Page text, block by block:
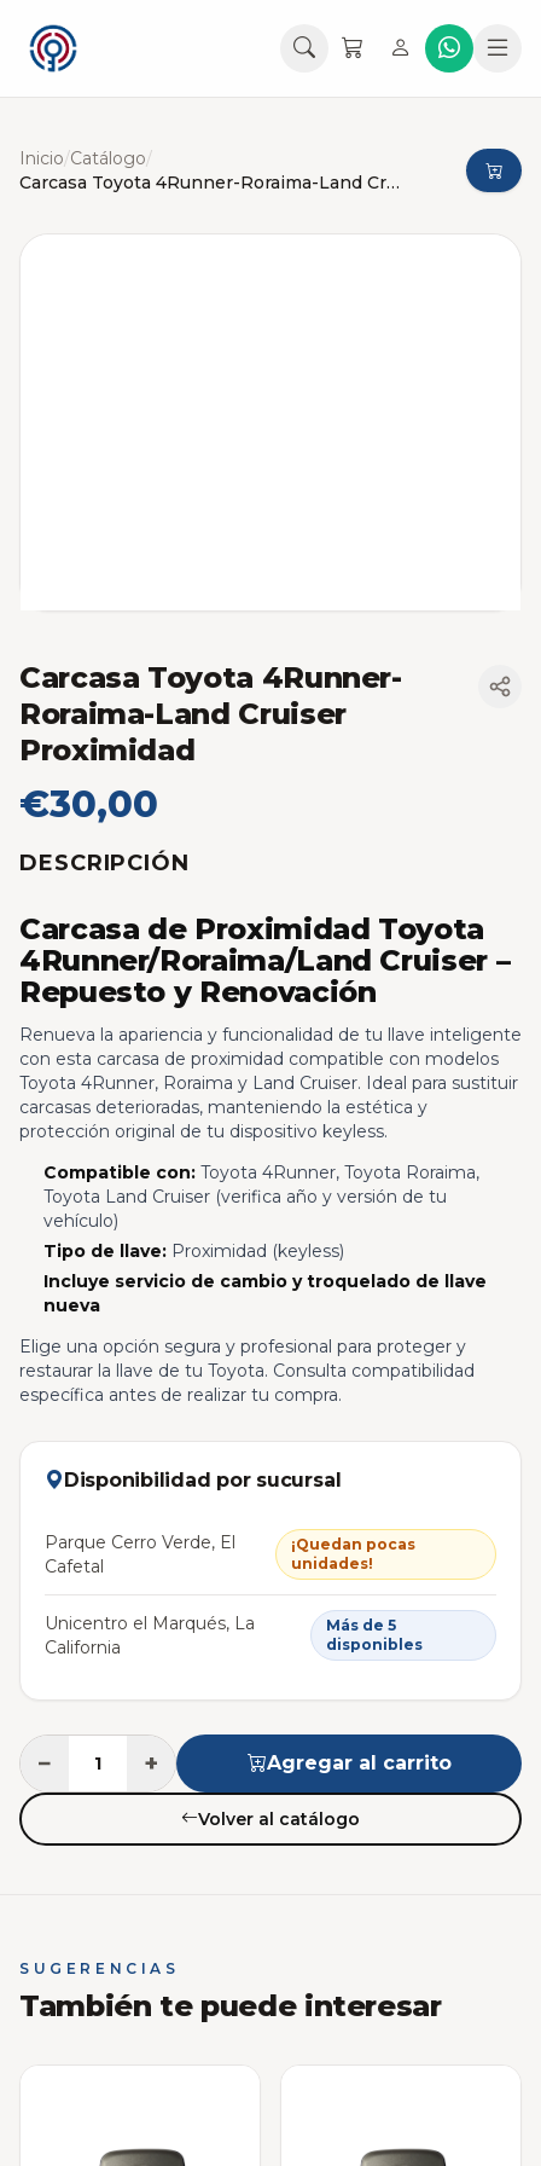
Inicio/Catálogo/
Carcasa Toyota 4Runner-Roraima-Land Cruiser Proximidad
Carcasa Toyota 4Runner-
Roraima-Land Cruiser
Proximidad
€30,00
DESCRIPCIÓN
Carcasa de Proximidad Toyota
4Runner/Roraima/Land Cruiser –
Repuesto y Renovación
Renueva la apariencia y funcionalidad de tu llave inteligente
con esta carcasa de proximidad compatible con modelos
Toyota 4Runner, Roraima y Land Cruiser. Ideal para sustituir
carcasas deterioradas, manteniendo la estética y
protección original de tu dispositivo keyless.
Compatible con:Toyota 4Runner, Toyota Roraima,
Toyota Land Cruiser (verifica año y versión de tu
vehículo)
Tipo de llave:Proximidad (keyless)
Incluye servicio de cambio y troquelado de llave
nueva
Elige una opción segura y profesional para proteger y
restaurar la llave de tu Toyota. Consulta compatibilidad
específica antes de realizar tu compra.
Disponibilidad por sucursal
Parque Cerro Verde, El
Cafetal
¡Quedan pocas
unidades!
Unicentro el Marqués, La
California
Más de 5
disponibles
− + Agregar al carrito
Volver al catálogo
SUGERENCIAS
También te puede interesar